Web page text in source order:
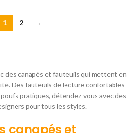
1 2 →
des canapés et fauteuils qui mettent en
Des fauteuils de lecture confortables
pratiques, détendez-vous avec des
pour tous les styles.
canapés et